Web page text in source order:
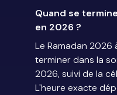
Quand se
en 2026 ?
Le Ramadan 2026
terminer dans la
2026, suivi de la
L'heure exacte